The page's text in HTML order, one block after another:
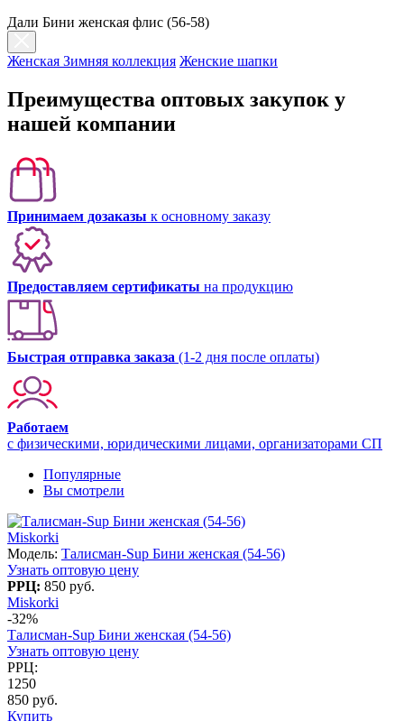
Дали Бини женская флис (56-58)
Женская Зимняя коллекция Женские шапки
Преимущества оптовых закупок у
нашей компании
Принимаем дозаказы к основному заказу
Предоставляем сертификаты на продукцию
Быстрая отправка заказа (1-2 дня после оплаты)
Работаем
с физическими, юридическими лицами, организаторами СП
Популярные
Вы смотрели
Miskorki
Модель: Талисман-Sup Бини женская (54-56)
Узнать оптовую цену
РРЦ: 850 руб.
Miskorki
-32%
Талисман-Sup Бини женская (54-56)
Узнать оптовую цену
РРЦ:
1250
850 руб.
Купить